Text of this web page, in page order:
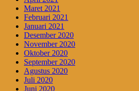
Maret 2021
Februari 2021
Januari 2021
Desember 2020
November 2020
Oktober 2020
September 2020
Agustus 2020
Juli 2020
Juni 2020